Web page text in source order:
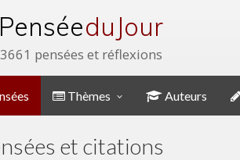
Penséedu Jour
3661 pensées et réflexions
Thèmes Auteurs
et citations